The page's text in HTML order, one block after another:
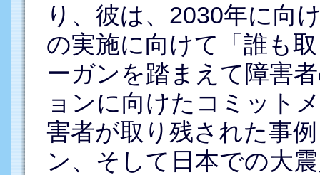
り、彼は、2030年に向
の実施に向けて「誰も
ーガンを踏まえて障害
ョンに向けたコミット
害者が取り残された事
ン、そして日本での大